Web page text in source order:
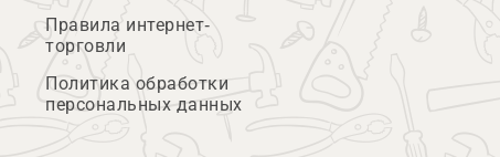
Правила интернет-
торговли
Политика обработки
персональных данных